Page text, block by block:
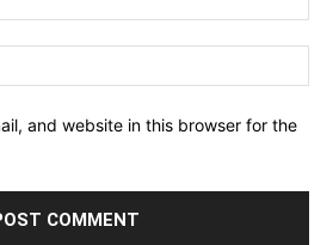
and website in this browser for the